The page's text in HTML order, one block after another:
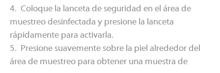
4. Coloque la lanceta de seguridad en el área de
muestreo desinfectada y presione la lanceta
rápidamente para activarla.
5. Presione suavemente sobre la piel alrededor del
área de muestreo para obtener una muestra de